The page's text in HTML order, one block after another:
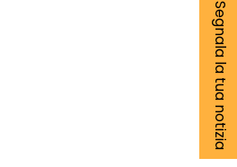
Segnala la tua notizia